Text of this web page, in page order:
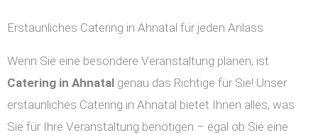
Erstaunliches Catering in Ahnatal für jeden Anlass
Wenn Sie eine besondere Veranstaltung planen, ist
Catering in Ahnatal genau das Richtige für Sie! Unser
erstaunliches Catering in Ahnatal bietet Ihnen alles, was
Sie für Ihre Veranstaltung benötigen – egal ob Sie eine